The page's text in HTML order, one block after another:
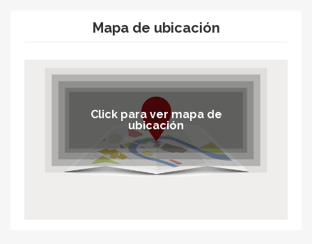
Mapa de ubicación
Click para ver mapa de
ubicación